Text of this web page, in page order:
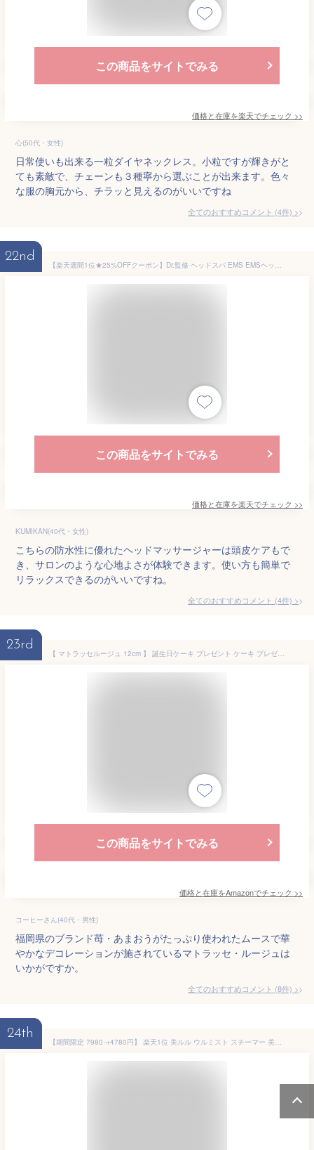
この商品をサイトでみる
価格と在庫を楽天でチェック >>
心(50代・女性)
日常使いも出来る一粒ダイヤネックレス。小粒ですが輝きがと
ても素敵で、チェーンも３種寧から選ぶことが出来ます。色々
な服の胸元から、チラッと見えるのがいいですね
全てのおすすめコメント (4件) >
22nd
【楽天週間1位★25%OFFクーポン】Dr.監修 ヘッドスパ EMS EMSヘッドスパプレミアム NIPLUX EMS HEAD SPA PREMIUM 頭皮マッサージ ヘッドマッサージ ヘッドマッサージャー 防水 USB充電 頭皮ケア 実用的 母の日 プレゼント 花以外
この商品をサイトでみる
価格と在庫を楽天でチェック >>
KUMIKAN(40代・女性)
こちらの防水性に優れたヘッドマッサージャーは頭皮ケアもで
き、サロンのような心地よさが体験できます。使い方も簡単で
リラックスできるのがいいですね。
全てのおすすめコメント (4件) >
23rd
【 マトラッセルージュ 12cm 】 誕生日ケーキ プレゼント ケーキ プレゼント スイーツ ギフト 人気 高級 おしゃれ ルワンジュ東京 (通常)
この商品をサイトでみる
価格と在庫をAmazonでチェック >>
コーヒーさん(40代・男性)
福岡県のブランド苺・あまおうがたっぷり使われたムースで華
やかなデコレーションが施されているマトラッセ・ルージュは
いかがですか。
全てのおすすめコメント (8件) >
24th
【期間限定 7980→4780円】 楽天1位 美ルル ウルミスト スチーマー 美顔器 フェイススチーマー 角度調整 水道水OK 濃密ナノミスト 潤う 美肌ケア 乾燥 毛穴 乾燥対策 美容家電 うるおい 蒸気 軽量 彼女 母の日 ギフトプレゼント 送料無料